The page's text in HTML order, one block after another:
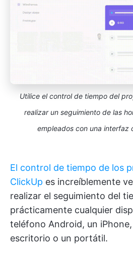
Utilice el control de tiempo del
realizar un seguimiento de las
empleados con una interfaz
El control de tiempo de los
ClickUp es increíblemente
realizar el seguimiento del
prácticamente cualquier
teléfono Android, un
escritorio o un portátil.